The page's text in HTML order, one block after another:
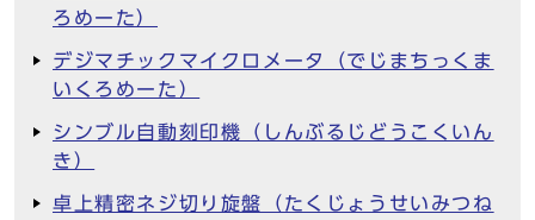
ろめーた）
デジマチックマイクロメータ（でじまちっくま
いくろめーた）
シンブル自動刻印機（しんぶるじどうこくいん
き）
卓上精密ネジ切り旋盤（たくじょうせいみつね